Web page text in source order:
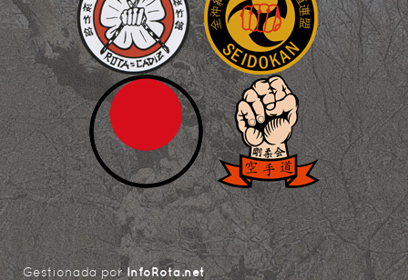
Gestionada porInfoRota.net